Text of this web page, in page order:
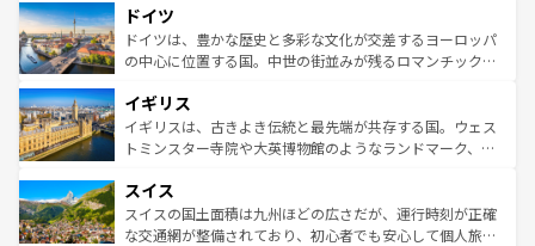
せる。地方によって風土や気候が異なるスペインはその個
性で訪れる人を魅了する。 なお、新着のスペイン情報は コ
ンテンツ一覧を参照してほしい。
で、幅広い魅力が詰まっている。華麗な宮殿、歴史的な大
聖堂、美しいビーチ、そして豊かな自然が、訪れる者を心
から魅了する。また、フランスは美食の国としても知ら
いる。シャンパンの発祥地であるランス、プロヴァンスの
香り高いラベンダー畑など、多彩な楽しみ方が可能だ。さ
らに、パリ以外の地域にも魅力が溢れており、どの街角に
れる地方に足を運ぶとそれぞれで全く異なる文化を体験で
きるだろう。 なお、新着のフランス情報はコンテンツ一覧
を参照してほしい。
ドイツ
ドイツは、豊かな歴史と多彩な文化が交差するヨーロッパ
の中心に位置する国。中世の街並みが残るロマンチック街
顔を持つこの国は、どこを歩いても飽きることがない。ベ
ルリンの文化的活気、バイエルン州のアルプスの絶景、そ
してライン川沿いのワイン畑といった風景は必見。ビール
は、お酒好きな人にはぜひ体験してほしい。 なお、新着の
ドイツ情報はコンテンツ一覧を参照してほしい。
イギリス
イギリスは、古きよき伝統と最先端が共存する国。ウェス
トミンスター寺院や大英博物館のようなランドマーク、歴
リアごとに異なる魅力がある。また、優雅なアフタヌーン
ティー、ビール好きにはたまらない英国パブ、サッカー観
戦など、本場だからこそできる体験も豊富。イギリスを旅
スイス
スイスの国土面積は九州ほどの広さだが、運行時刻が正確
な交通網が整備されており、初心者でも安心して個人旅行